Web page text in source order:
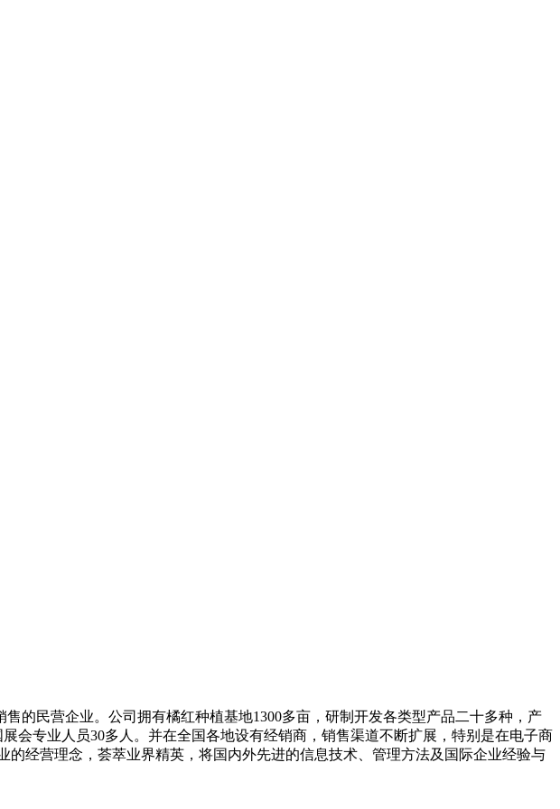
的民营企业。公司拥有橘红种植基地1300多亩，研制开发各类型产品二十多种，产
会专业人员30多人。并在全国各地设有经销商，销售渠道不断扩展，特别是在电子商
经营理念，荟萃业界精英，将国内外先进的信息技术、管理方法及国际企业经验与